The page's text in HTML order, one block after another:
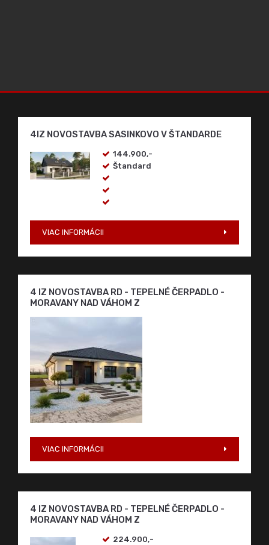
4IZ NOVOSTAVBA SASINKOVO V ŠTANDARDE
144.900,-
Štandard
VIAC INFORMÁCII
4 IZ NOVOSTAVBA RD - TEPELNÉ ČERPADLO -
MORAVANY NAD VÁHOM Z
VIAC INFORMÁCII
4 IZ NOVOSTAVBA RD - TEPELNÉ ČERPADLO -
MORAVANY NAD VÁHOM Z
224.900,-